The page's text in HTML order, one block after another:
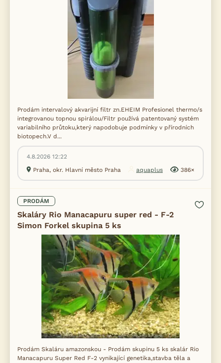
Prodám intervalový akvarijní filtr zn.EHEIM Profesionel thermo/s
integrovanou topnou spirálou/Filtr používá patentovaný systém
variabilního průtoku,který napodobuje podmínky v přírodních
biotopech.V d...
4.8.2026 12:22
Praha, okr. Hlavní město Praha
aquaplus 386×
PRODÁM
Skaláry Rio Manacapuru super red - F-2
Simon Forkel skupina 5 ks
Prodám Skaláru amazonskou - Prodám skupinu 5 ks skalár Rio
Manacapuru Super Red F-2 vynikající genetika,stavba těla a